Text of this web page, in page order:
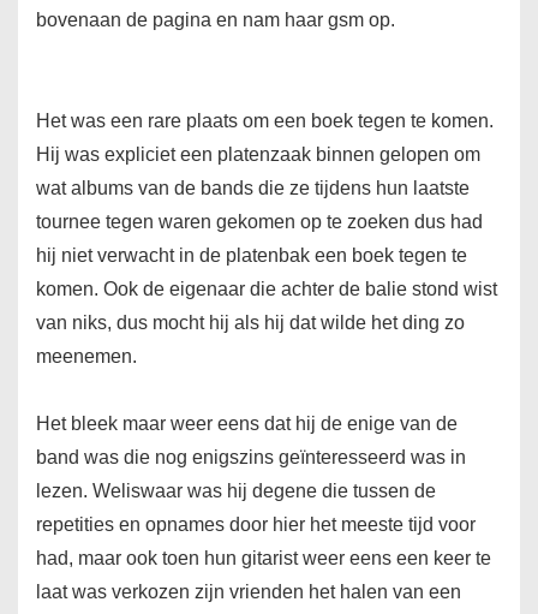
bovenaan de pagina en nam haar gsm op.
Het was een rare plaats om een boek tegen te komen.
Hij was expliciet een platenzaak binnen gelopen om
wat albums van de bands die ze tijdens hun laatste
tournee tegen waren gekomen op te zoeken dus had
hij niet verwacht in de platenbak een boek tegen te
komen. Ook de eigenaar die achter de balie stond wist
van niks, dus mocht hij als hij dat wilde het ding zo
meenemen.
Het bleek maar weer eens dat hij de enige van de
band was die nog enigszins geïnteresseerd was in
lezen. Weliswaar was hij degene die tussen de
repetities en opnames door hier het meeste tijd voor
had, maar ook toen hun gitarist weer eens een keer te
laat was verkozen zijn vrienden het halen van een